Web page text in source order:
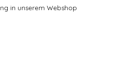
in unserem Webshop